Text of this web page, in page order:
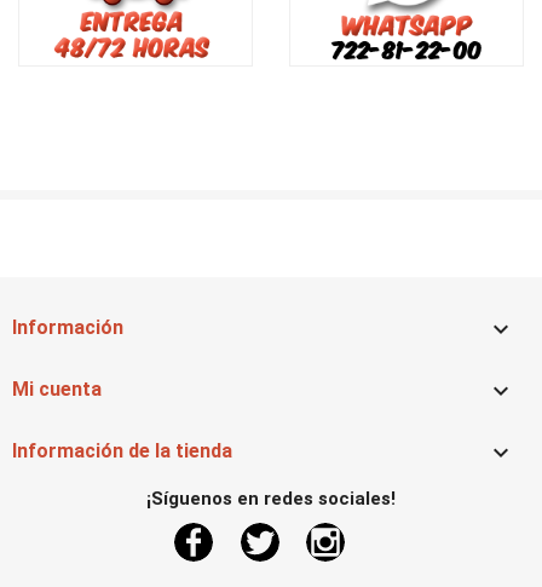
Información 
Mi cuenta 
Información de la tienda 
¡Síguenos en redes sociales!
FacebookTwitter